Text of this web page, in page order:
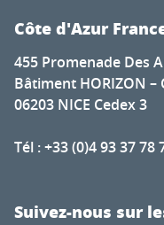
Côte d'Azur
455 Promenade Des
Bâtiment HORIZON –
06203 NICE Cedex 3
Tél : +33 (0)4 93 37 78
Suivez-nous sur